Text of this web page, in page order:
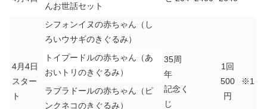
んお世話セット
4月4日
スター
ト
シフォンイヌの赤ちゃん（し
ろいウサギのきぐるみ）
35周
年
記念く
じ
1回
500
円
※1
トイプードルの赤ちゃん（あ
おいトリのきぐるみ）
ラブラドールの赤ちゃん（ピ
ンクネコのきぐるみ）